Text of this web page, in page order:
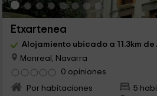
Etxartenea
Alojamiento ubicado a 11.3km
Monreal, Navarra
0 opiniones
Por habitaciones
5